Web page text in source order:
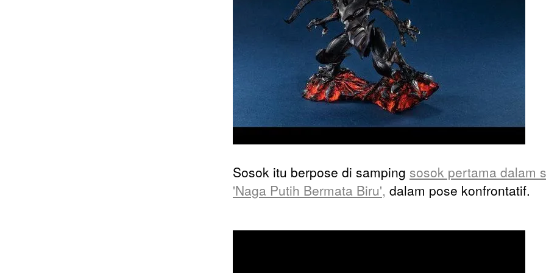
Sosok itu berpose di samping sosok pertama dalam
'Naga Putih Bermata Biru', dalam pose konfrontatif.